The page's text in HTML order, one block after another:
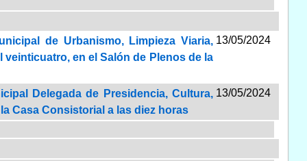
de Urbanismo, Limpieza Viaria,
en el Salón de Plenos de la
13/05/2024
Delegada de Presidencia, Cultura,
Casa Consistorial a las diez horas
13/05/2024